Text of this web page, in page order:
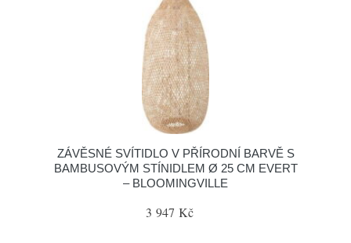
ZÁVĚSNÉ SVÍTIDLO V PŘÍRODNÍ BARVĚ S
BAMBUSOVÝM STÍNIDLEM Ø 25 CM EVERT
– BLOOMINGVILLE
3 947 Kč